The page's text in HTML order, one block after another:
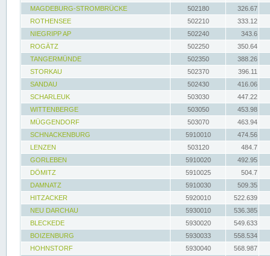
MAGDEBURG-STROMBRÜCKE
502180
326.67
ROTHENSEE
502210
333.12
NIEGRIPP AP
502240
343.6
ROGÄTZ
502250
350.64
TANGERMÜNDE
502350
388.26
STORKAU
502370
396.11
SANDAU
502430
416.06
SCHARLEUK
503030
447.22
WITTENBERGE
503050
453.98
MÜGGENDORF
503070
463.94
SCHNACKENBURG
5910010
474.56
LENZEN
503120
484.7
GORLEBEN
5910020
492.95
DÖMITZ
5910025
504.7
DAMNATZ
5910030
509.35
HITZACKER
5920010
522.639
NEU DARCHAU
5930010
536.385
BLECKEDE
5930020
549.633
BOIZENBURG
5930033
558.534
HOHNSTORF
5930040
568.987